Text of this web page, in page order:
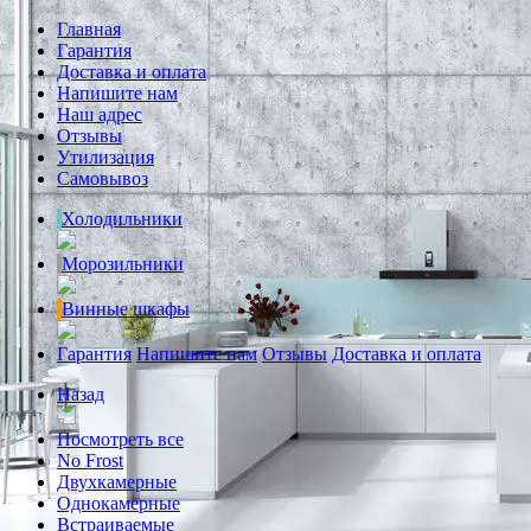
Главная
Гарантия
Доставка и оплата
Напишите нам
Наш адрес
Отзывы
Утилизация
Самовывоз
Холодильники
Морозильники
Винные шкафы
Гарантия Напишите нам Отзывы Доставка и оплата
Назад
Посмотреть все
No Frost
Двухкамерные
Однокамерные
Встраиваемые